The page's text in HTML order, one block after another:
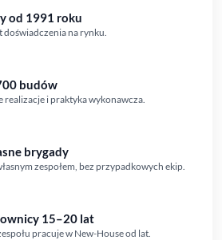
od 1991 roku
doświadczenia na rynku.
budów
realizacje i praktyka wykonawcza.
brygady
zespołem, bez przypadkowych ekip.
15–20 lat
pracuje w New-House od lat.